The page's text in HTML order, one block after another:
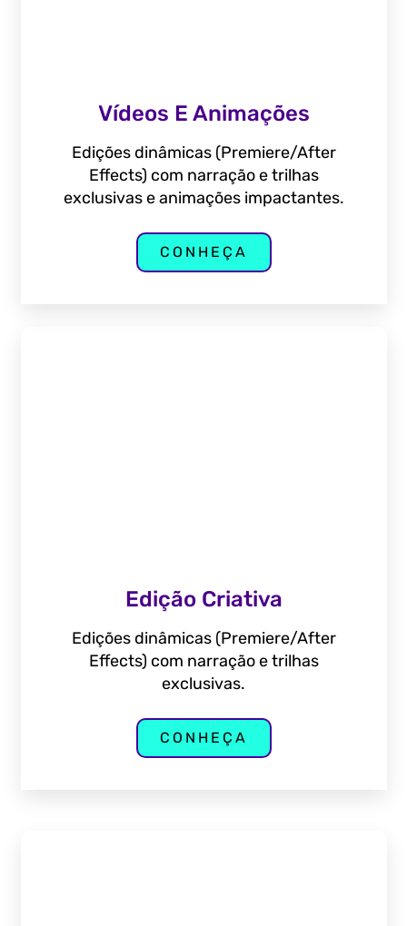
Vídeos E Animações
Edições dinâmicas (Premiere/After
Effects) com narração e trilhas
exclusivas e animações impactantes.
CONHEÇA
Edição Criativa
Edições dinâmicas (Premiere/After
Effects) com narração e trilhas
exclusivas.
CONHEÇA